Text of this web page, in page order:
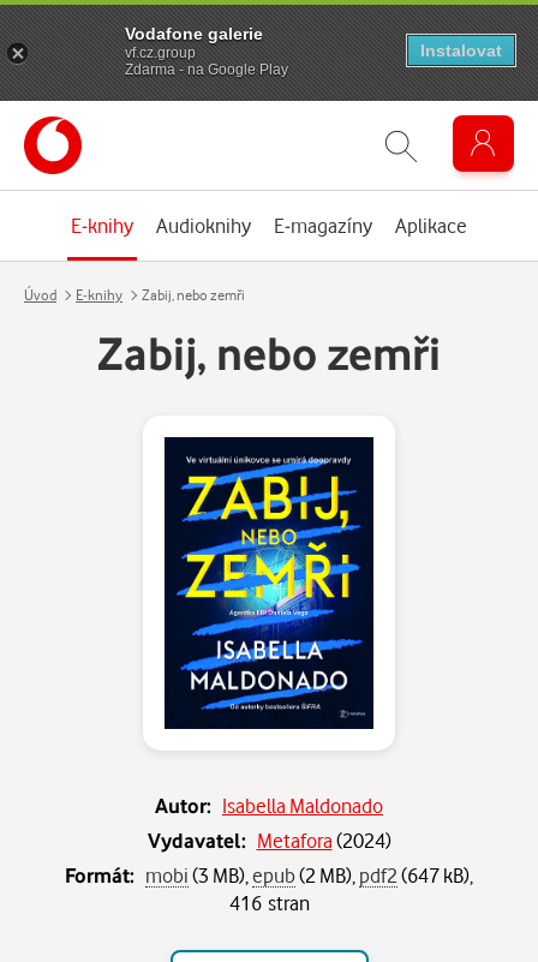
E-knihy Audioknihy E-magazíny Aplikace
Úvod E-knihy Zabij, nebo zemři
Zabij, nebo zemři
Autor: Isabella Maldonado
Vydavatel: Metafora(2024)
Formát: mobi(3 MB), epub(2 MB), pdf2(647 kB),
416 stran
Vodafone galerie
vf.cz.group
Zdarma - na Google Play
Instalovat